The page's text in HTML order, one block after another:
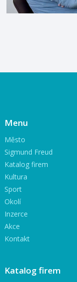
Menu
Město
Sigmund Freud
Katalog firem
Kultura
Sport
Okolí
Inzerce
Akce
Kontakt
Katalog firem